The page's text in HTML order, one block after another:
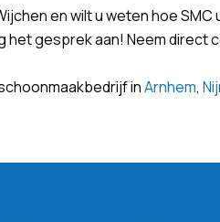
en wilt u weten hoe SMC
het gesprek aan! Neem direct
inArnhem,